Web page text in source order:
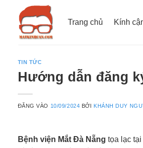
Trang chủ Kính
TIN TỨC
Hướng dẫn đăng
ĐĂNG VÀO 10/09/2024 BỞI KHÁNH DUY
Bệnh viện Mắt Đà Nẵng tọa lạc